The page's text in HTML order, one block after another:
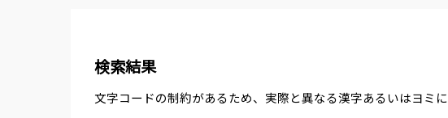
検索結果
文字コードの制約があるため、実際と異なる漢字あるいはヨミ